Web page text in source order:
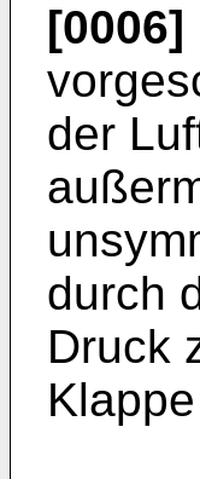
[0006]
der
durch
Druck